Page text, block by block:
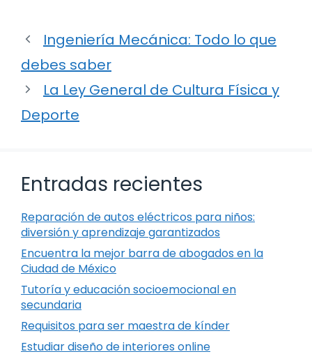
Ingeniería Mecánica: Todo lo que
debes saber
La Ley General de Cultura Física y
Deporte
Entradas recientes
Reparación de autos eléctricos para niños:
diversión y aprendizaje garantizados
Encuentra la mejor barra de abogados en la
Ciudad de México
Tutoría y educación socioemocional en
secundaria
Requisitos para ser maestra de kínder
Estudiar diseño de interiores online